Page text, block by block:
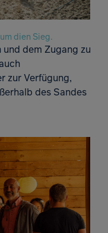
dien Sieg.
dem Zugang zu
zur Verfügung,
des Sandes